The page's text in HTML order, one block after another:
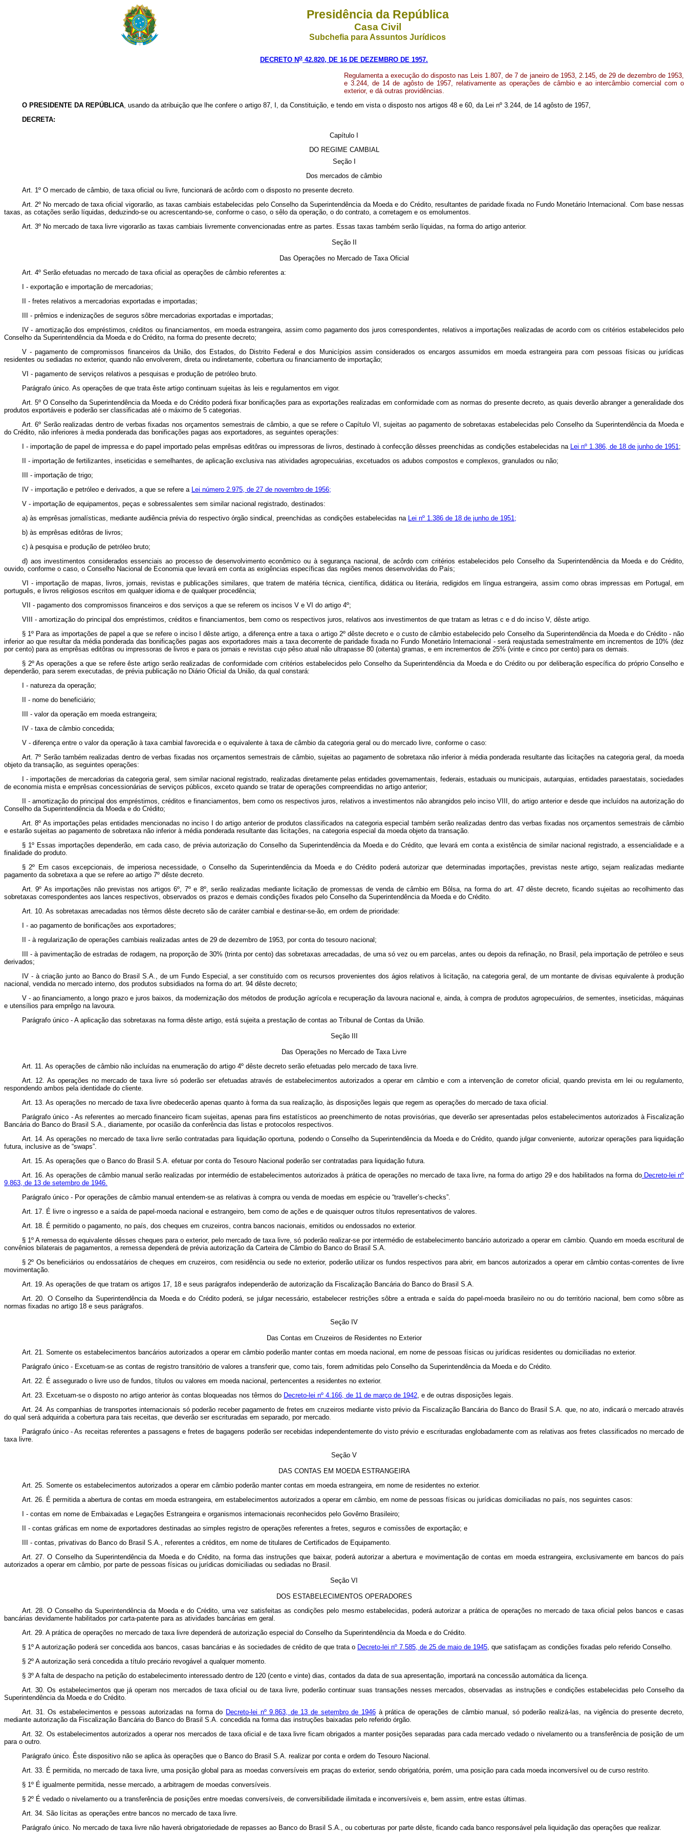
Presidência da República
Casa Civil
Subchefia para Assuntos Jurídicos
DECRETO No 42.820, DE 16 DE DEZEMBRO DE 1957.
Regulamenta a execução do disposto nas Leis 1.807, de 7 de janeiro de 1953, 2.145, de 29 de dezembro de 1953,
e 3.244, de 14 de agôsto de 1957, relativamente as operações de câmbio e ao intercâmbio comercial com o
exterior, e dá outras providências.
O PRESIDENTE DA REPÚBLICA, usando da atribuição que lhe confere o artigo 87, I, da Constituição, e tendo em vista o disposto nos artigos 48 e 60, da Lei nº 3.244, de 14 agôsto de 1957,
DECRETA:
Capítulo I
DO REGIME CAMBIAL
Seção I
Dos mercados de câmbio
Art. 1º O mercado de câmbio, de taxa oficial ou livre, funcionará de acôrdo com o disposto no presente decreto.
Art. 2º No mercado de taxa oficial vigorarão, as taxas cambiais estabelecidas pelo Conselho da Superintendência da Moeda e do Crédito, resultantes de paridade fixada no Fundo Monetário Internacional. Com base nessas
taxas, as cotações serão líquidas, deduzindo-se ou acrescentando-se, conforme o caso, o sêlo da operação, o do contrato, a corretagem e os emolumentos.
Art. 3º No mercado de taxa livre vigorarão as taxas cambiais livremente convencionadas entre as partes. Essas taxas também serão líquidas, na forma do artigo anterior.
Seção II
Das Operações no Mercado de Taxa Oficial
Art. 4º Serão efetuadas no mercado de taxa oficial as operações de câmbio referentes a:
I - exportação e importação de mercadorias;
II - fretes relativos a mercadorias exportadas e importadas;
III - prêmios e indenizações de seguros sôbre mercadorias exportadas e importadas;
IV - amortização dos empréstimos, créditos ou financiamentos, em moeda estrangeira, assim como pagamento dos juros correspondentes, relativos a importações realizadas de acordo com os critérios estabelecidos pelo
Conselho da Superintendência da Moeda e do Crédito, na forma do presente decreto;
V - pagamento de compromissos financeiros da União, dos Estados, do Distrito Federal e dos Municípios assim considerados os encargos assumidos em moeda estrangeira para com pessoas físicas ou jurídicas
residentes ou sediadas no exterior, quando não envolverem, direta ou indiretamente, cobertura ou financiamento de importação;
VI - pagamento de serviços relativos a pesquisas e produção de petróleo bruto.
Parágrafo único. As operações de que trata êste artigo continuam sujeitas às leis e regulamentos em vigor.
Art. 5º O Conselho da Superintendência da Moeda e do Crédito poderá fixar bonificações para as exportações realizadas em conformidade com as normas do presente decreto, as quais deverão abranger a generalidade dos
produtos exportáveis e poderão ser classificadas até o máximo de 5 categorias.
Art. 6º Serão realizadas dentro de verbas fixadas nos orçamentos semestrais de câmbio, a que se refere o Capítulo VI, sujeitas ao pagamento de sobretaxas estabelecidas pelo Conselho da Superintendência da Moeda e
do Crédito, não inferiores à media ponderada das bonificações pagas aos exportadores, as seguintes operações:
I - importação de papel de impressa e do papel importado pelas emprêsas editôras ou impressoras de livros, destinado à confecção dêsses preenchidas as condições estabelecidas na Lei nº 1.386, de 18 de junho de 1951;
II - importação de fertilizantes, inseticidas e semelhantes, de aplicação exclusiva nas atividades agropecuárias, excetuados os adubos compostos e complexos, granulados ou não;
III - importação de trigo;
IV - importação e petróleo e derivados, a que se refere a Lei número 2.975, de 27 de novembro de 1956;
V - importação de equipamentos, peças e sobressalentes sem similar nacional registrado, destinados:
a) às emprêsas jornalísticas, mediante audiência prévia do respectivo órgão sindical, preenchidas as condições estabelecidas na Lei nº 1.386 de 18 de junho de 1951;
b) às emprêsas editôras de livros;
c) à pesquisa e produção de petróleo bruto;
d) aos investimentos considerados essenciais ao processo de desenvolvimento econômico ou à segurança nacional, de acôrdo com critérios estabelecidos pelo Conselho da Superintendência da Moeda e do Crédito,
ouvido, conforme o caso, o Conselho Nacional de Economia que levará em conta as exigências específicas das regiões menos desenvolvidas do País;
VI - importação de mapas, livros, jornais, revistas e publicações similares, que tratem de matéria técnica, científica, didática ou literária, redigidos em língua estrangeira, assim como obras impressas em Portugal, em
português, e livros religiosos escritos em qualquer idioma e de qualquer procedência;
VII - pagamento dos compromissos financeiros e dos serviços a que se referem os incisos V e VI do artigo 4º;
VIII - amortização do principal dos empréstimos, créditos e financiamentos, bem como os respectivos juros, relativos aos investimentos de que tratam as letras c e d do inciso V, dêste artigo.
§ 1º Para as importações de papel a que se refere o inciso I dêste artigo, a diferença entre a taxa o artigo 2º dêste decreto e o custo de câmbio estabelecido pelo Conselho da Superintendência da Moeda e do Crédito - não
inferior ao que resultar da média ponderada das bonificações pagas aos exportadores mais a taxa decorrente de paridade fixada no Fundo Monetário Internacional - será reajustada semestralmente em incrementos de 10% (dez
por cento) para as emprêsas editôras ou impressoras de livros e para os jornais e revistas cujo pêso atual não ultrapasse 80 (oitenta) gramas, e em incrementos de 25% (vinte e cinco por cento) para os demais.
§ 2º As operações a que se refere êste artigo serão realizadas de conformidade com critérios estabelecidos pelo Conselho da Superintendência da Moeda e do Crédito ou por deliberação específica do próprio Conselho e
dependerão, para serem executadas, de prévia publicação no Diário Oficial da União, da qual constará:
I - natureza da operação;
II - nome do beneficiário;
III - valor da operação em moeda estrangeira;
IV - taxa de câmbio concedida;
V - diferença entre o valor da operação à taxa cambial favorecida e o equivalente à taxa de câmbio da categoria geral ou do mercado livre, conforme o caso:
Art. 7º Serão também realizadas dentro de verbas fixadas nos orçamentos semestrais de câmbio, sujeitas ao pagamento de sobretaxa não inferior à média ponderada resultante das licitações na categoria geral, da moeda
objeto da transação, as seguintes operações:
I - importações de mercadorias da categoria geral, sem similar nacional registrado, realizadas diretamente pelas entidades governamentais, federais, estaduais ou municipais, autarquias, entidades paraestatais, sociedades
de economia mista e emprêsas concessionárias de serviços públicos, exceto quando se tratar de operações compreendidas no artigo anterior;
II - amortização do principal dos empréstimos, créditos e financiamentos, bem como os respectivos juros, relativos a investimentos não abrangidos pelo inciso VIII, do artigo anterior e desde que incluídos na autorização do
Conselho da Superintendência da Moeda e do Crédito;
Art. 8º As importações pelas entidades mencionadas no inciso I do artigo anterior de produtos classificados na categoria especial também serão realizadas dentro das verbas fixadas nos orçamentos semestrais de câmbio
e estarão sujeitas ao pagamento de sobretaxa não inferior à média ponderada resultante das licitações, na categoria especial da moeda objeto da transação.
§ 1º Essas importações dependerão, em cada caso, de prévia autorização do Conselho da Superintendência da Moeda e do Crédito, que levará em conta a existência de similar nacional registrado, a essencialidade e a
finalidade do produto.
§ 2º Em casos excepcionais, de imperiosa necessidade, o Conselho da Superintendência da Moeda e do Crédito poderá autorizar que determinadas importações, previstas neste artigo, sejam realizadas mediante
pagamento da sobretaxa a que se refere ao artigo 7º dêste decreto.
Art. 9º As importações não previstas nos artigos 6º, 7º e 8º, serão realizadas mediante licitação de promessas de venda de câmbio em Bôlsa, na forma do art. 47 dêste decreto, ficando sujeitas ao recolhimento das
sobretaxas correspondentes aos lances respectivos, observados os prazos e demais condições fixados pelo Conselho da Superintendência da Moeda e do Crédito.
Art. 10. As sobretaxas arrecadadas nos têrmos dêste decreto são de caráter cambial e destinar-se-ão, em ordem de prioridade:
I - ao pagamento de bonificações aos exportadores;
II - à regularização de operações cambiais realizadas antes de 29 de dezembro de 1953, por conta do tesouro nacional;
III - à pavimentação de estradas de rodagem, na proporção de 30% (trinta por cento) das sobretaxas arrecadadas, de uma só vez ou em parcelas, antes ou depois da refinação, no Brasil, pela importação de petróleo e seus
derivados;
IV - à criação junto ao Banco do Brasil S.A., de um Fundo Especial, a ser constituído com os recursos provenientes dos ágios relativos à licitação, na categoria geral, de um montante de divisas equivalente à produção
nacional, vendida no mercado interno, dos produtos subsidiados na forma do art. 94 dêste decreto;
V - ao financiamento, a longo prazo e juros baixos, da modernização dos métodos de produção agrícola e recuperação da lavoura nacional e, ainda, à compra de produtos agropecuários, de sementes, inseticidas, máquinas
e utensílios para emprêgo na lavoura.
Parágrafo único - A aplicação das sobretaxas na forma dêste artigo, está sujeita a prestação de contas ao Tribunal de Contas da União.
Seção III
Das Operações no Mercado de Taxa Livre
Art. 11. As operações de câmbio não incluídas na enumeração do artigo 4º dêste decreto serão efetuadas pelo mercado de taxa livre.
Art. 12. As operações no mercado de taxa livre só poderão ser efetuadas através de estabelecimentos autorizados a operar em câmbio e com a intervenção de corretor oficial, quando prevista em lei ou regulamento,
respondendo ambos pela identidade do cliente.
Art. 13. As operações no mercado de taxa livre obedecerão apenas quanto à forma da sua realização, às disposições legais que regem as operações do mercado de taxa oficial.
Parágrafo único - As referentes ao mercado financeiro ficam sujeitas, apenas para fins estatísticos ao preenchimento de notas provisórias, que deverão ser apresentadas pelos estabelecimentos autorizados à Fiscalização
Bancária do Banco do Brasil S.A., diariamente, por ocasião da conferência das listas e protocolos respectivos.
Art. 14. As operações no mercado de taxa livre serão contratadas para liquidação oportuna, podendo o Conselho da Superintendência da Moeda e do Crédito, quando julgar conveniente, autorizar operações para liquidação
futura, inclusive as de “swaps”.
Art. 15. As operações que o Banco do Brasil S.A. efetuar por conta do Tesouro Nacional poderão ser contratadas para liquidação futura.
Art. 16. As operações de câmbio manual serão realizadas por intermédio de estabelecimentos autorizados à prática de operações no mercado de taxa livre, na forma do artigo 29 e dos habilitados na forma doDecreto-lei nº
9.863, de 13 de setembro de 1946.
Parágrafo único - Por operações de câmbio manual entendem-se as relativas à compra ou venda de moedas em espécie ou “traveller’s-checks”.
Art. 17. É livre o ingresso e a saída de papel-moeda nacional e estrangeiro, bem como de ações e de quaisquer outros títulos representativos de valores.
Art. 18. É permitido o pagamento, no país, dos cheques em cruzeiros, contra bancos nacionais, emitidos ou endossados no exterior.
§ 1º A remessa do equivalente dêsses cheques para o exterior, pelo mercado de taxa livre, só poderão realizar-se por intermédio de estabelecimento bancário autorizado a operar em câmbio. Quando em moeda escritural de
convênios bilaterais de pagamentos, a remessa dependerá de prévia autorização da Carteira de Câmbio do Banco do Brasil S.A.
§ 2º Os beneficiários ou endossatários de cheques em cruzeiros, com residência ou sede no exterior, poderão utilizar os fundos respectivos para abrir, em bancos autorizados a operar em câmbio contas-correntes de livre
movimentação.
Art. 19. As operações de que tratam os artigos 17, 18 e seus parágrafos independerão de autorização da Fiscalização Bancária do Banco do Brasil S.A.
Art. 20. O Conselho da Superintendência da Moeda e do Crédito poderá, se julgar necessário, estabelecer restrições sôbre a entrada e saída do papel-moeda brasileiro no ou do território nacional, bem como sôbre as
normas fixadas no artigo 18 e seus parágrafos.
Seção IV
Das Contas em Cruzeiros de Residentes no Exterior
Art. 21. Somente os estabelecimentos bancários autorizados a operar em câmbio poderão manter contas em moeda nacional, em nome de pessoas físicas ou jurídicas residentes ou domiciliadas no exterior.
Parágrafo único - Excetuam-se as contas de registro transitório de valores a transferir que, como tais, forem admitidas pelo Conselho da Superintendência da Moeda e do Crédito.
Art. 22. É assegurado o livre uso de fundos, títulos ou valores em moeda nacional, pertencentes a residentes no exterior.
Art. 23. Excetuam-se o disposto no artigo anterior às contas bloqueadas nos têrmos do Decreto-lei nº 4.166, de 11 de março de 1942, e de outras disposições legais.
Art. 24. As companhias de transportes internacionais só poderão receber pagamento de fretes em cruzeiros mediante visto prévio da Fiscalização Bancária do Banco do Brasil S.A. que, no ato, indicará o mercado através
do qual será adquirida a cobertura para tais receitas, que deverão ser escrituradas em separado, por mercado.
Parágrafo único - As receitas referentes a passagens e fretes de bagagens poderão ser recebidas independentemente do visto prévio e escrituradas englobadamente com as relativas aos fretes classificados no mercado de
taxa livre.
Seção V
DAS CONTAS EM MOEDA ESTRANGEIRA
Art. 25. Somente os estabelecimentos autorizados a operar em câmbio poderão manter contas em moeda estrangeira, em nome de residentes no exterior.
Art. 26. É permitida a abertura de contas em moeda estrangeira, em estabelecimentos autorizados a operar em câmbio, em nome de pessoas físicas ou jurídicas domiciliadas no país, nos seguintes casos:
I - contas em nome de Embaixadas e Legações Estrangeira e organismos internacionais reconhecidos pelo Govêrno Brasileiro;
II - contas gráficas em nome de exportadores destinadas ao simples registro de operações referentes a fretes, seguros e comissões de exportação; e
III - contas, privativas do Banco do Brasil S.A., referentes a créditos, em nome de titulares de Certificados de Equipamento.
Art. 27. O Conselho da Superintendência da Moeda e do Crédito, na forma das instruções que baixar, poderá autorizar a abertura e movimentação de contas em moeda estrangeira, exclusivamente em bancos do país
autorizados a operar em câmbio, por parte de pessoas físicas ou jurídicas domiciliadas ou sediadas no Brasil.
Seção VI
DOS ESTABELECIMENTOS OPERADORES
Art. 28. O Conselho da Superintendência da Moeda e do Crédito, uma vez satisfeitas as condições pelo mesmo estabelecidas, poderá autorizar a prática de operações no mercado de taxa oficial pelos bancos e casas
bancárias devidamente habilitados por carta-patente para as atividades bancárias em geral.
Art. 29. A prática de operações no mercado de taxa livre dependerá de autorização especial do Conselho da Superintendência da Moeda e do Crédito.
§ 1º A autorização poderá ser concedida aos bancos, casas bancárias e às sociedades de crédito de que trata o Decreto-lei nº 7.585, de 25 de maio de 1945, que satisfaçam as condições fixadas pelo referido Conselho.
§ 2º A autorização será concedida a título precário revogável a qualquer momento.
§ 3º A falta de despacho na petição do estabelecimento interessado dentro de 120 (cento e vinte) dias, contados da data de sua apresentação, importará na concessão automática da licença.
Art. 30. Os estabelecimentos que já operam nos mercados de taxa oficial ou de taxa livre, poderão continuar suas transações nesses mercados, observadas as instruções e condições estabelecidas pelo Conselho da
Superintendência da Moeda e do Crédito.
Art. 31. Os estabelecimentos e pessoas autorizadas na forma do Decreto-lei nº 9.863, de 13 de setembro de 1946à prática de operações de câmbio manual, só poderão realizá-las, na vigência do presente decreto,
mediante autorização da Fiscalização Bancária do Banco do Brasil S.A. concedida na forma das instruções baixadas pelo referido órgão.
Art. 32. Os estabelecimentos autorizados a operar nos mercados de taxa oficial e de taxa livre ficam obrigados a manter posições separadas para cada mercado vedado o nivelamento ou a transferência de posição de um
para o outro.
Parágrafo único. Êste dispositivo não se aplica às operações que o Banco do Brasil S.A. realizar por conta e ordem do Tesouro Nacional.
Art. 33. É permitida, no mercado de taxa livre, uma posição global para as moedas conversíveis em praças do exterior, sendo obrigatória, porém, uma posição para cada moeda inconversível ou de curso restrito.
§ 1º É igualmente permitida, nesse mercado, a arbitragem de moedas conversíveis.
§ 2º É vedado o nivelamento ou a transferência de posições entre moedas conversíveis, de conversibilidade ilimitada e inconversíveis e, bem assim, entre estas últimas.
Art. 34. São lícitas as operações entre bancos no mercado de taxa livre.
Parágrafo único. No mercado de taxa livre não haverá obrigatoriedade de repasses ao Banco do Brasil S.A., ou coberturas por parte dêste, ficando cada banco responsável pela liquidação das operações que realizar.